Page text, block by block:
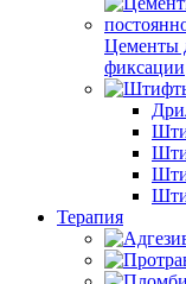
Цементы
фиксации
Терапия